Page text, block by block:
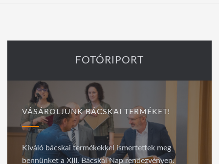
FOTÓRIPORT
VÁSÁROLJUNK BÁCSKAI TERMÉKET!
Kiváló bácskai termékekkel ismertettek meg
bennünket a XIII. Bácskai Nap rendezvényen.